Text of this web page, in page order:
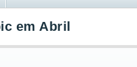
em Abril